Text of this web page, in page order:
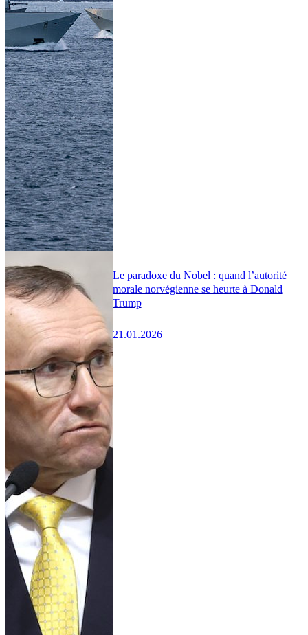
Le paradoxe du Nobel : quand l’autorité
morale norvégienne se heurte à Donald
Trump
21.01.2026